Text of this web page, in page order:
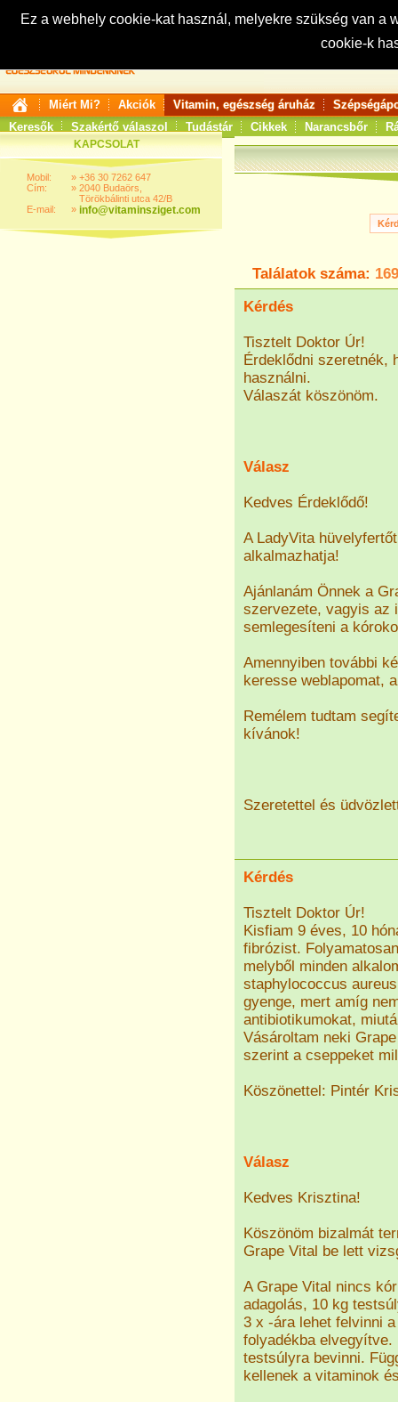
Ez a webhely cookie-kat használ, melyekre szükség van
cookie-k
Keresés:
Miért Mi? Akciók Vitamin, egészség áruház
Keresők
Szakértő válaszol Tudástár Cikkek Narancsbőr
KAPCSOLAT
Mobil:
Cím:
E-mail:
»
»
»
+36 30 7262 647
2040 Budaörs,
Törökbálinti utca 42/B
info@vitaminsziget.com
Találatok száma:
Kérdés
Tisztelt Doktor Úr!
Érdeklődni szeretnék,
használni.
Válaszát köszönöm.
Válasz
Kedves Érdeklődő!
A LadyVita
alkalmazhatja!
Ajánlanám Önnek a
szervezete, vagyis az
semlegesíteni a
Amennyiben további
keresse weblapomat,
Remélem tudtam
kívánok!
Szeretettel és
Kérdés
Tisztelt Doktor Úr!
Kisfiam 9 éves, 10
fibrózist.
melyből minden
staphylococcus
gyenge, mert amíg
antibiotikumokat,
Vásároltam neki
szerint a cseppeket
Köszönettel: Pintér
Válasz
Kedves Krisztina!
Köszönöm bizalmát
Grape Vital be lett
A Grape Vital nincs
adagolás, 10 kg
3 x -ára lehet felvinni
folyadékba elvegyítve.
testsúlyra bevinni.
kellenek a vitaminok